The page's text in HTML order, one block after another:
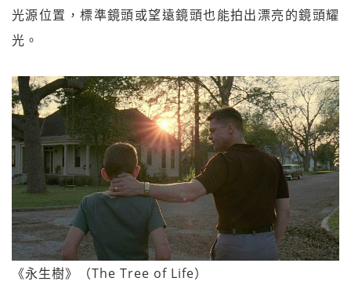
光源位置，標準鏡頭或望遠鏡頭也能拍出漂亮的鏡頭耀
光。
《永生樹》（The Tree of Life）